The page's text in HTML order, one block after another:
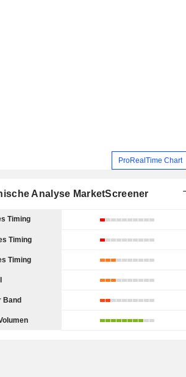
ProRealTime Chart
Analyse MarketScreener
Timing
Timing
Timing
Band